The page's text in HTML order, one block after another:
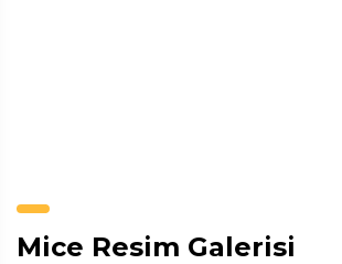
Mice Resim Galerisi